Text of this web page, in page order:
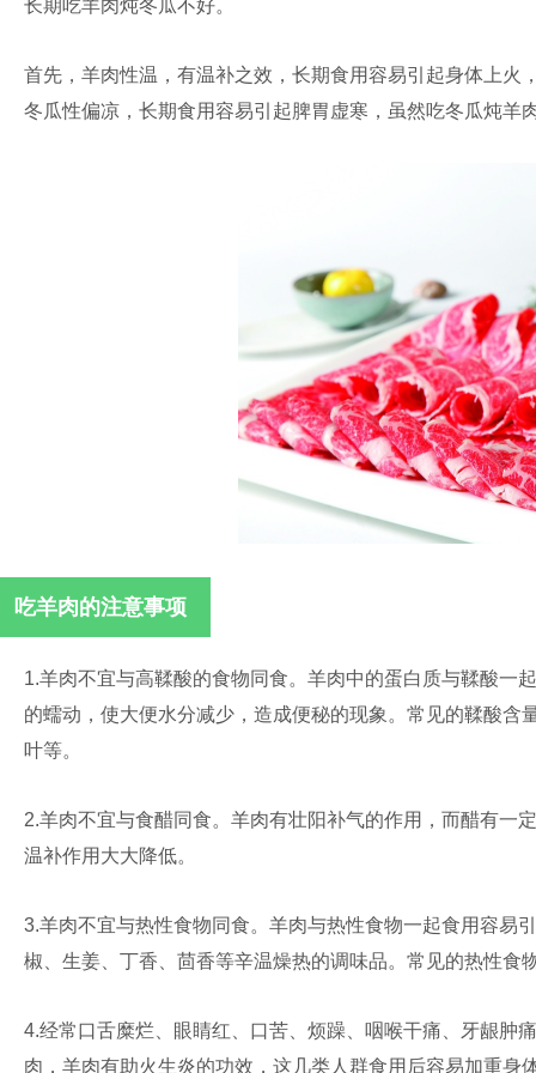
长期吃羊肉炖冬瓜不好。
首先，羊肉性温，有温补之效，长期食用容易引起身体上
冬瓜性偏凉，长期食用容易引起脾胃虚寒，虽然吃冬瓜炖羊
吃羊肉的注意事项
1.羊肉不宜与高鞣酸的食物同食。羊肉中的蛋白质与鞣酸一
的蠕动，使大便水分减少，造成便秘的现象。常见的鞣酸
叶等。
2.羊肉不宜与食醋同食。羊肉有壮阳补气的作用，而醋有一
温补作用大大降低。
3.羊肉不宜与热性食物同食。羊肉与热性食物一起食用容易
椒、生姜、丁香、茴香等辛温燥热的调味品。常见的热性
4.经常口舌糜烂、眼睛红、口苦、烦躁、咽喉干痛、牙龈肿
肉，羊肉有助火生炎的功效，这几类人群食用后容易加重身